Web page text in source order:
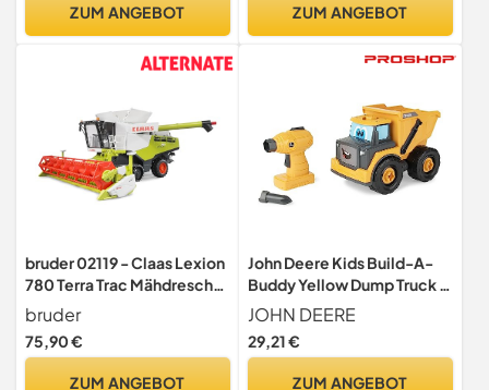
ZUM ANGEBOT ZUM ANGEBOT
bruder 02119 - Claas Lexion
780 Terra Trac Mähdrescher
- 1:16 Fahrzeug, Bauernhof,
Landwirtschaft, Traktor,
Trecker, Schlepper,
bruder
75,90 €
ZUM ANGEBOT
John Deere Kids Build-A-
Buddy Yellow Dump Truck -
13 Piece Take Apart Toy
Truck with Battery Powered
Drill - Childs Farm Toy Cars -
JOHN DEERE
29,21 €
ZUM ANGEBOT